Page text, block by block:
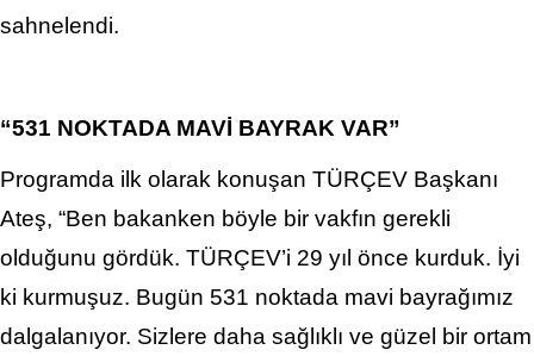
sahnelendi.
“531 NOKTADA MAVİ BAYRAK VAR”
Programda ilk olarak konuşan TÜRÇEV Başkanı
Ateş, “Ben bakanken böyle bir vakfın gerekli
olduğunu gördük. TÜRÇEV’i 29 yıl önce kurduk. İyi
ki kurmuşuz. Bugün 531 noktada mavi bayrağımız
dalgalanıyor. Sizlere daha sağlıklı ve güzel bir ortam